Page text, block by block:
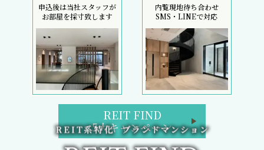
申込後は当社スタッフが
お部屋を採寸致します
内覧現地待ち合わせ
SMS・LINEで対応
REIT FIND
5大キャンペーン